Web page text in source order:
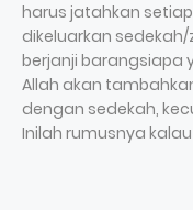
harus jatahkan
dikeluarkan
berjanji barangsiapa
Allah akan
dengan sedekah,
Inilah rumusnya